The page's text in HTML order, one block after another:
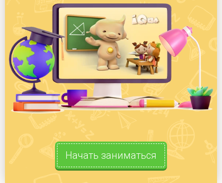
Начать заниматься